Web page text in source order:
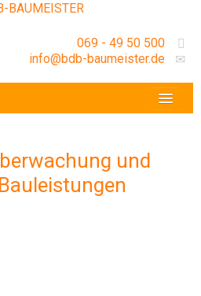
069 - 49 50 500
info@bdb-baumeister.de
und